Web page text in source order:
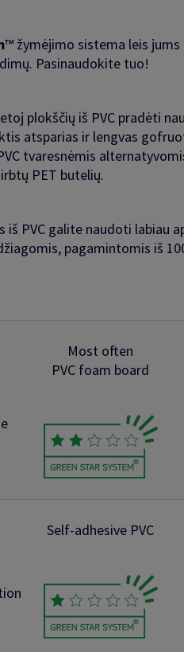
™ žymėjimo sistema leis
Pasinaudokite tuo!
plokščių iš PVC pradėti
atsparias ir lengvas
tvaresnėmis
PET butelių.
PVC galite naudoti labiau
pagamintomis iš
Most often
PVC foam board
Self-adhesive PVC